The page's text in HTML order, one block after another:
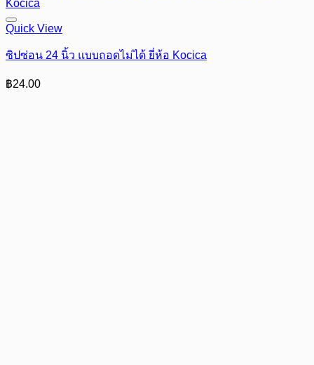
Quick View
ซิปซ่อน 24 นิ้ว แบบถอดไม่ได้ ยี่ห้อ Kocica
฿24.00